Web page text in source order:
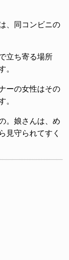
、同コンビニの
立ち寄る場所
。
ーの女性はその
。
。娘さんは、め
見守られてすく